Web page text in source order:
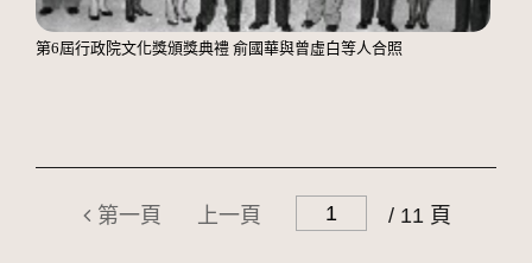
第6屆行政院文化獎頒獎典禮 俞國華與曾虛白等人合照
第一頁 上一頁 / 11 頁